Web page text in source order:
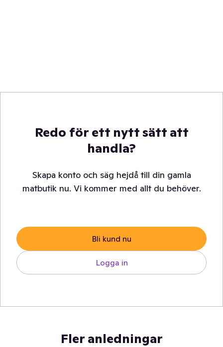
Redo för ett nytt sätt att
handla?
Skapa konto och säg hejdå till din gamla
matbutik nu. Vi kommer med allt du behöver.
Bli kund nu
Logga in
Fler anledningar